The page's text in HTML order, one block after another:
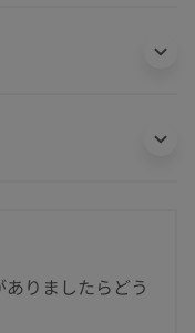
りましたらどう